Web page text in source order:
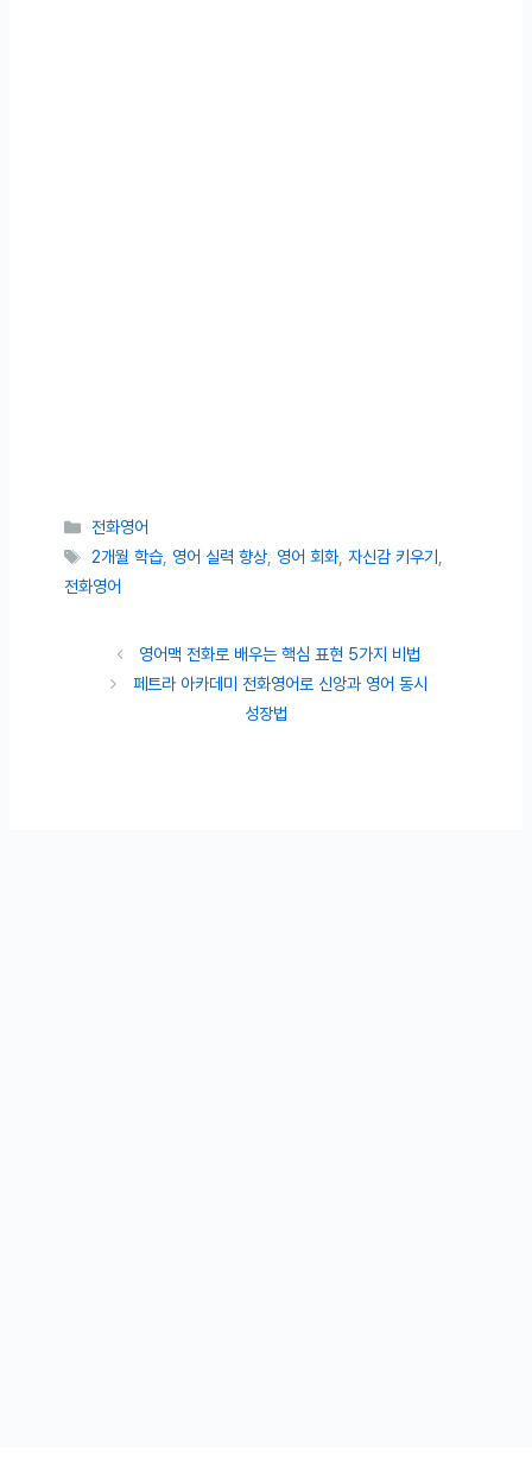
카테고리
전화영어
태그
2개월 학습 영어 실력 향상 영어 회화 ,자신감 키우기
전화영어
영어맥 전화로 배우는 핵심 표현 5가지 비법
페트라 아카데미 전화영어로 신앙과 영어 동시
성장법